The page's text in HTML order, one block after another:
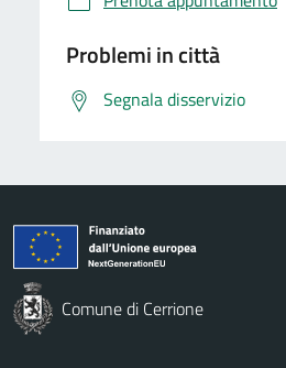
Problemi in città
Segnala disservizio
Comune di Cerrione